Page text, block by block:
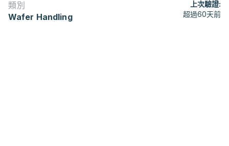
類別
Wafer Handling
上次驗證:
超過60天前